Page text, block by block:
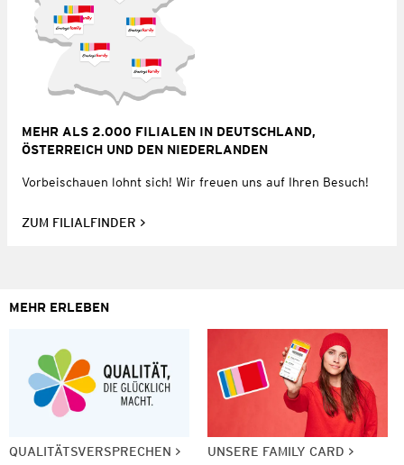
MEHR ALS 2.000 FILIALEN IN DEUTSCHLAND,
ÖSTERREICH UND DEN NIEDERLANDEN
Vorbeischauen lohnt sich! Wir freuen uns auf Ihren Besuch!
ZUM FILIALFINDER
MEHR ERLEBEN
QUALITÄTSVERSPRECHEN UNSERE FAMILY CARD